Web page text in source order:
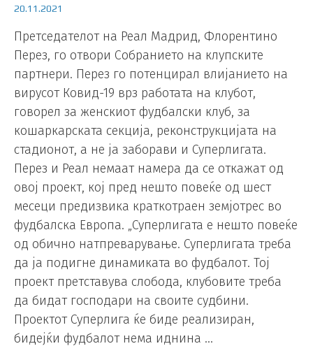
20.11.2021
Претседателот на Реал Мадрид, Флорентино
Перез, го отвори Собранието на клупските
партнери. Перез го потенцирал влијанието на
вирусот Ковид-19 врз работата на клубот,
говорел за женскиот фудбалски клуб, за
кошаркарската секција, реконструкцијата на
стадионот, а не ја заборави и Суперлигата.
Перез и Реал немаат намера да се откажат од
овој проект, кој пред нешто повеќе од шест
месеци предизвика краткотраен земјотрес во
фудбалска Европа. „Суперлигата е нешто повеќе
од обично натпреварување. Суперлигата треба
да ја подигне динамиката во фудбалот. Тој
проект претставува слобода, клубовите треба
да бидат господари на своите судбини.
Проектот Суперлига ќе биде реализиран,
бидејќи фудбалот нема иднина …